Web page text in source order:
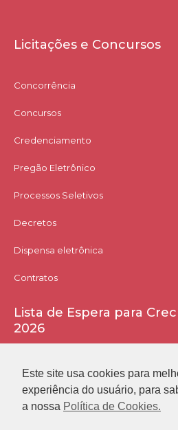
Licitações e Concursos
Concorrência
Concursos
Credenciamento
Pregão Eletrônico
Processos Seletivos
Decretos
Dispensa eletrônica
Contratos
Lista de Espera para
2026
Este site usa cookies para
experiência do usuário, para
a nossa Política de Cookies.